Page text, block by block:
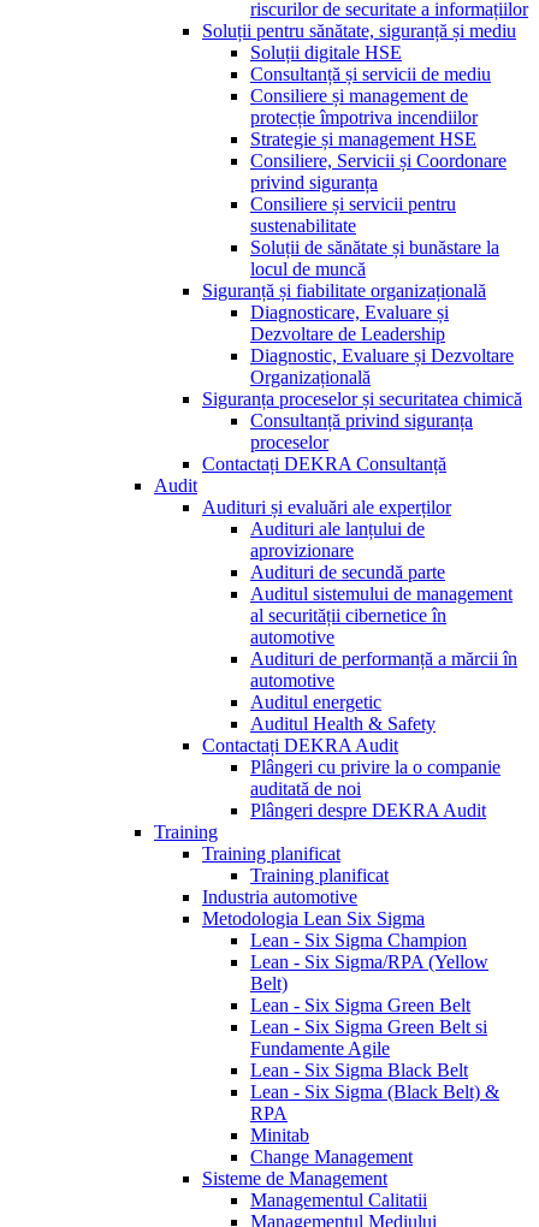
riscurilor de securitate a informațiilor
Soluții pentru sănătate, siguranță și mediu
Soluții digitale HSE
Consultanță și servicii de mediu
Consiliere și management de
protecție împotriva incendiilor
Strategie și management HSE
Consiliere, Servicii și Coordonare
privind siguranța
Consiliere și servicii pentru
sustenabilitate
Soluții de sănătate și bunăstare la
locul de muncă
Siguranță și fiabilitate organizațională
Diagnosticare, Evaluare și
Dezvoltare de Leadership
Diagnostic, Evaluare și Dezvoltare
Organizațională
Siguranța proceselor și securitatea chimică
Consultanță privind siguranța
proceselor
Contactați DEKRA Consultanță
Audit
Audituri și evaluări ale experților
Audituri ale lanțului de
aprovizionare
Audituri de secundă parte
Auditul sistemului de management
al securității cibernetice în
automotive
Audituri de performanță a mărcii în
automotive
Auditul energetic
Auditul Health & Safety
Contactați DEKRA Audit
Plângeri cu privire la o companie
auditată de noi
Plângeri despre DEKRA Audit
Training
Training planificat
Training planificat
Industria automotive
Metodologia Lean Six Sigma
Lean - Six Sigma Champion
Lean - Six Sigma/RPA (Yellow
Belt)
Lean - Six Sigma Green Belt
Lean - Six Sigma Green Belt si
Fundamente Agile
Lean - Six Sigma Black Belt
Lean - Six Sigma (Black Belt) &
RPA
Minitab
Change Management
Sisteme de Management
Managementul Calitatii
Managementul Mediului